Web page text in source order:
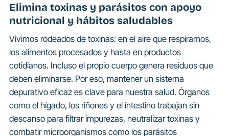
Elimina toxinas y parásitos con apoyo
nutricional y hábitos saludables
Vivimos rodeados de toxinas: en el aire que respiramos,
los alimentos procesados y hasta en productos
cotidianos. Incluso el propio cuerpo genera residuos que
deben eliminarse. Por eso, mantener un sistema
depurativo eficaz es clave para nuestra salud. Órganos
como el hígado, los riñones y el intestino trabajan sin
descanso para filtrar impurezas, neutralizar toxinas y
combatir microorganismos como los parásitos